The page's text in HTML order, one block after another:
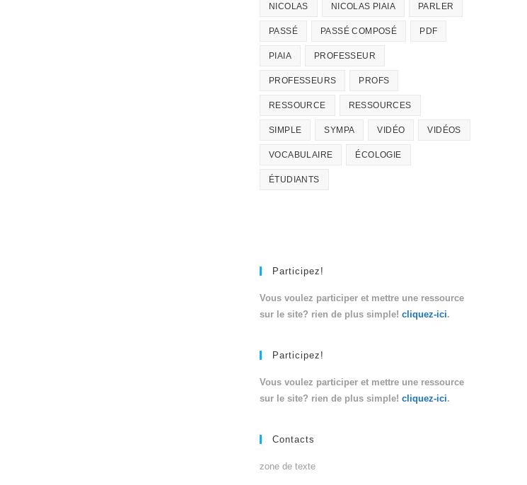
NICOLAS NICOLAS PIAIA PARLER
PASSÉ PASSÉ COMPOSÉ PDF
PIAIA PROFESSEUR
PROFESSEURS PROFS
RESSOURCE RESSOURCES
SIMPLE SYMPA VIDÉO VIDÉOS
VOCABULAIRE ÉCOLOGIE
ÉTUDIANTS
Participez!
Vous voulez participer et mettre une ressource
sur le site? rien de plus simple! cliquez-ici.
Participez!
Vous voulez participer et mettre une ressource
sur le site? rien de plus simple! cliquez-ici.
Contacts
zone de texte